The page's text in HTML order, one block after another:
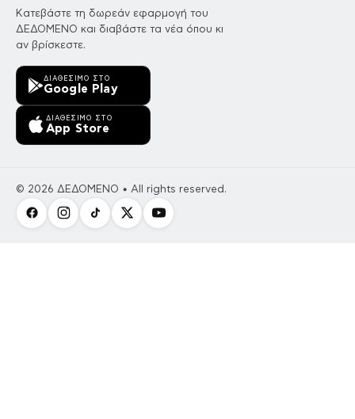
Κατεβάστε τη δωρεάν εφαρμογή του
ΔΕΔΟΜΕΝΟ και διαβάστε τα νέα όπου κι
αν βρίσκεστε.
ΔΙΑΘΈΣΙΜΟ ΣΤΟ
Google Play
ΔΙΑΘΈΣΙΜΟ ΣΤΟ
App Store
© 2026 ΔΕΔΟΜΕΝΟ • All rights reserved.